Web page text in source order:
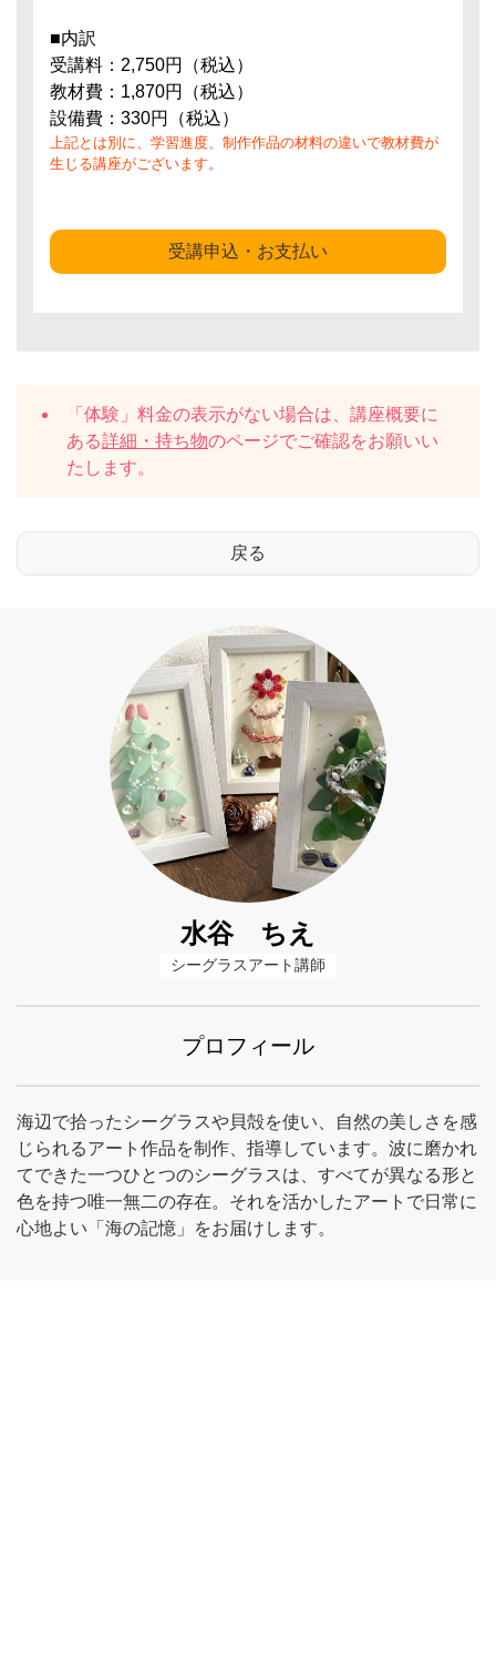
■内訳
受講料：2,750円（税込）
教材費：1,870円（税込）
設備費：330円（税込）
上記とは別に、学習進度、制作作品の材料の違いで教材費が
生じる講座がございます。
受講申込・お支払い
「体験」料金の表示がない場合は、講座概要に
ある詳細・持ち物のページでご確認をお願いい
たします。
水谷 ちえ
シーグラスアート講師
プロフィール
海辺で拾ったシーグラスや貝殻を使い、自然の美しさを感
じられるアート作品を制作、指導しています。波に磨かれ
てできた一つひとつのシーグラスは、すべてが異なる形と
色を持つ唯一無二の存在。それを活かしたアートで日常に
心地よい「海の記憶」をお届けします。